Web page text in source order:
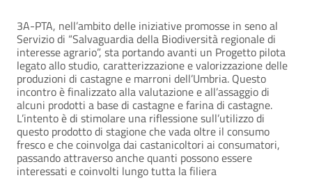
3A-PTA, nell’ambito delle iniziative promosse in seno al
Servizio di “Salvaguardia della Biodiversità regionale di
interesse agrario”, sta portando avanti un Progetto pilota
legato allo studio, caratterizzazione e valorizzazione delle
produzioni di castagne e marroni dell’Umbria. Questo
incontro è finalizzato alla valutazione e all’assaggio di
alcuni prodotti a base di castagne e farina di castagne.
L’intento è di stimolare una riflessione sull’utilizzo di
questo prodotto di stagione che vada oltre il consumo
fresco e che coinvolga dai castanicoltori ai consumatori,
passando attraverso anche quanti possono essere
interessati e coinvolti lungo tutta la filiera